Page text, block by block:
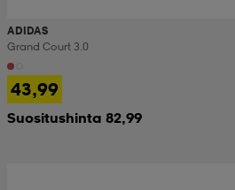
ADIDAS
Grand Court 3.0
43,99
Suositushinta 82,99